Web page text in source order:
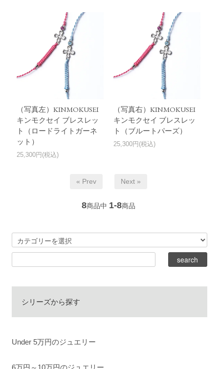
（写真左）KINMOKUSEI
キンモクセイ ブレスレッ
ト（ロードライトガーネ
ット）
25,300円(税込)
（写真右）KINMOKUSEI
キンモクセイ ブレスレッ
ト（ブルートパーズ）
25,300円(税込)
« Prev Next »
8商品中 1-8商品
シリーズから探す
Under 5万円のジュエリー